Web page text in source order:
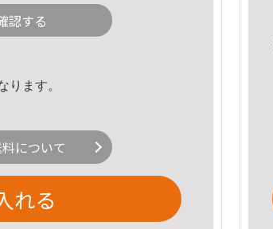
認する
ります。
について
れる